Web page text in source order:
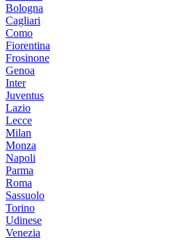
Bologna
Cagliari
Como
Fiorentina
Frosinone
Genoa
Inter
Juventus
Lazio
Lecce
Milan
Monza
Napoli
Parma
Roma
Sassuolo
Torino
Udinese
Venezia